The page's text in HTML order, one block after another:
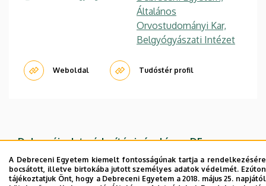
Általános
Orvostudományi Kar,
Belgyógyászati Intézet
Weboldal Tudóstér profil
Dolgozói adatmódosítás igénylése a DE
telefonkönyvében|Külső személyek rögzítése a
DE telefonkönyvében|Súgó|Hibabejelentés
A Debreceni Egyetem kiemelt fontosságúnak tartja a rendelkezésére
bocsátott, illetve birtokába jutott személyes adatok védelmét. Ezúton
tájékoztatjuk Önt, hogy a Debreceni Egyetem a 2018. május 25. napjától